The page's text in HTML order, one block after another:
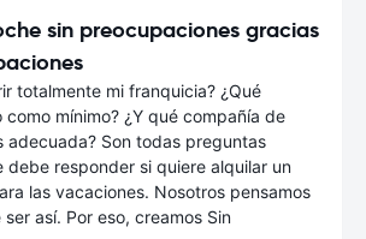
sin preocupaciones gracias
totalmente mi franquicia? ¿Qué
como mínimo? ¿Y qué compañía de
adecuada? Son todas preguntas
debe responder si quiere alquilar un
las vacaciones. Nosotros pensamos
así. Por eso, creamos Sin